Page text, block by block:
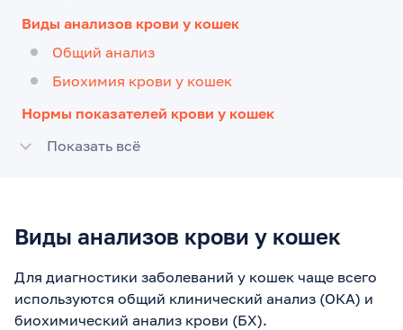
Виды анализов крови у кошек
Общий анализ
Биохимия крови у кошек
Нормы показателей крови у кошек
Показать всё
Виды анализов крови у кошек
Для диагностики заболеваний у кошек чаще всего
используются общий клинический анализ (ОКА) и
биохимический анализ крови (БХ).